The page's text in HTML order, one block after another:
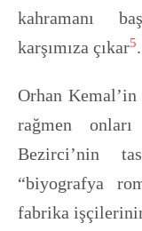
kahramanı
karşımıza çıkar5.
Orhan
rağmen onları
Bezirci’nin
“biyografya
fabrika